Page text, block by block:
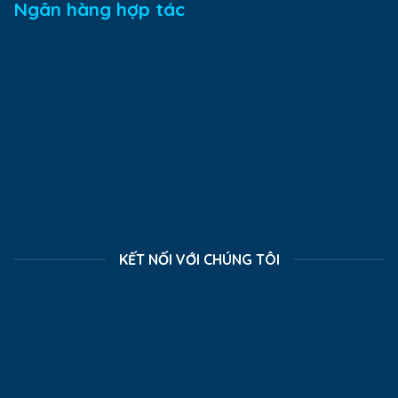
Ngân hàng hợp tác
KẾT NỐI VỚI CHÚNG TÔI